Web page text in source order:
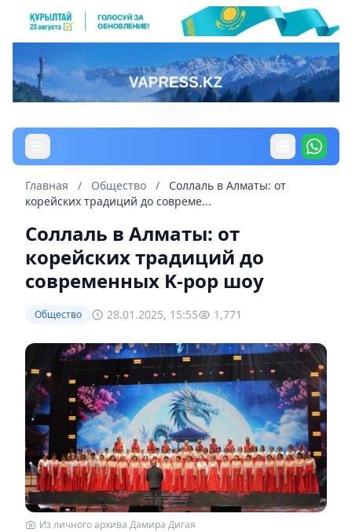
Главная / Общество /
Соллаль в Алматы: от
корейских традиций до совреме...
Соллаль в Алматы: от
корейских традиций до
современных K-pop шоу
Общество 28.01.2025, 15:55 1,771
Из личного архива Дамира Дигая